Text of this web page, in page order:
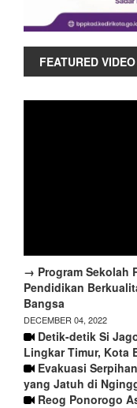
FEATURED VIDEO
→ Program Sekolah
Pendidikan
Bangsa
DECEMBER 04, 2022
Detik-detik Si
Lingkar Timur, Kota
Evakuasi
yang Jatuh di
Reog Ponorogo